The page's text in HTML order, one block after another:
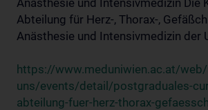
Anästhesie und Intensivmedizin Die
Abteilung für Herz-, Thorax-,
Anästhesie und Intensivmedizin der
https://www.meduniwien.ac.at/
uns/events/detail/postgraduales-
abteilung-fuer-herz-thorax-